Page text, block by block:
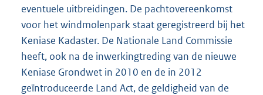
eventuele uitbreidingen. De pachtovereenkomst
voor het windmolenpark staat geregistreerd bij het
Keniase Kadaster. De Nationale Land Commissie
heeft, ook na de inwerkingtreding van de nieuwe
Keniase Grondwet in 2010 en de in 2012
geïntroduceerde Land Act, de geldigheid van de